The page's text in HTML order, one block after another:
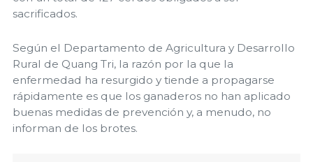
sacrificados.
Según el Departamento de Agricultura y Desarrollo
Rural de Quang Tri, la razón por la que la
enfermedad ha resurgido y tiende a propagarse
rápidamente es que los ganaderos no han aplicado
buenas medidas de prevención y, a menudo, no
informan de los brotes.